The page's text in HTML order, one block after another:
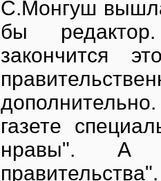
С.Монгуш
бы
закончится
газете
нравы". А